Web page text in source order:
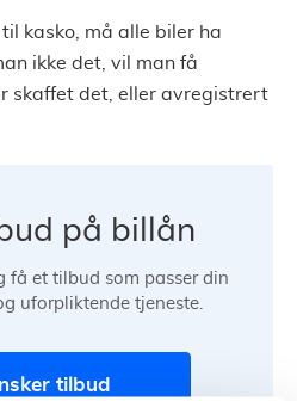
kasko, må alle biler ha
ikke det, vil man få
skaffet det, eller avregistrert
på billån
få et tilbud som passer din
uforpliktende tjeneste.
tilbud